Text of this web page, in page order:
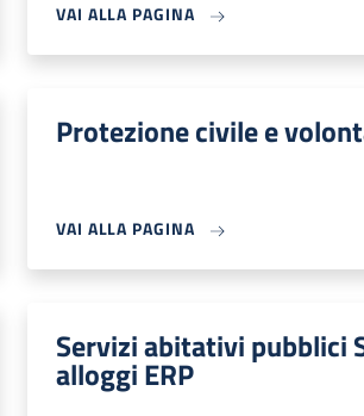
VAI ALLA PAGINA
Protezione civile e
VAI ALLA PAGINA
Servizi abitativi pubblici
alloggi ERP